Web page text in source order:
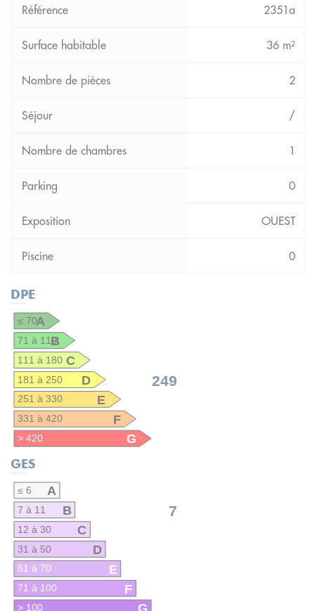
2351a
36 m²
2
/
1
0
OUEST
0
DPE
A
≤ 70
B
71 à 110
C
111 à 180
249
D
181 à 250
E
251 à 330
F
331 à 420
G
> 420
GES
A
≤ 6
7
B
7 à 11
C
12 à 30
D
31 à 50
E
51 à 70
F
71 à 100
> 100